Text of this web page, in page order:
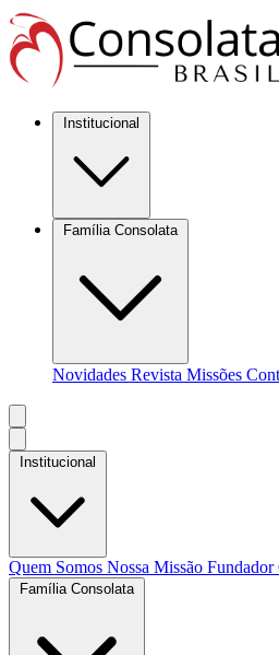
Institucional
Família Consolata
Novidades Revista Missões
Institucional
Quem Somos Nossa Missão Fundador
Família Consolata